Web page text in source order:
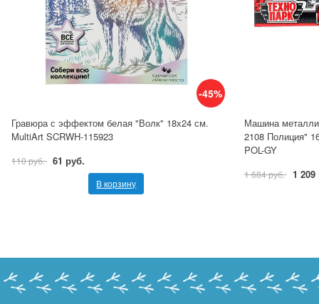
-45%
Гравюра с эффектом белая "Волк" 18х24 см.
MultiArt SCRWH-115923
110 руб. 61 руб.
В корзину
Машина
2108 Полиция"
POL-GY
1 684 руб. 1 209